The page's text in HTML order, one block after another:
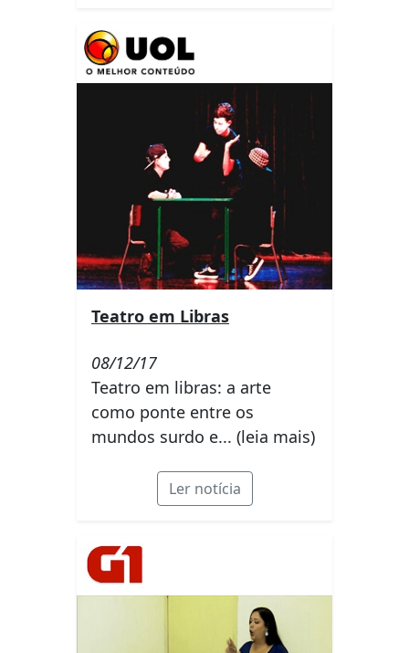
Teatro em Libras
08/12/17
Teatro em libras: a arte
como ponte entre os
mundos surdo e... (leia mais)
Ler notícia